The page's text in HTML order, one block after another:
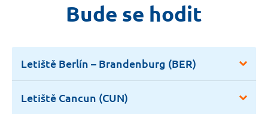
Bude se hodit
Letiště Berlín – Brandenburg (BER)
Letiště Cancun (CUN)